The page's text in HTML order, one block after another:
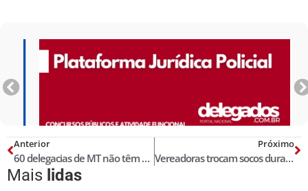
Anterior
60 delegacias de MT não têm delegados efetivos, diz sindicato
Próximo
Vereadoras trocam socos durante sessão no interior do Amazonas
Mais lidas